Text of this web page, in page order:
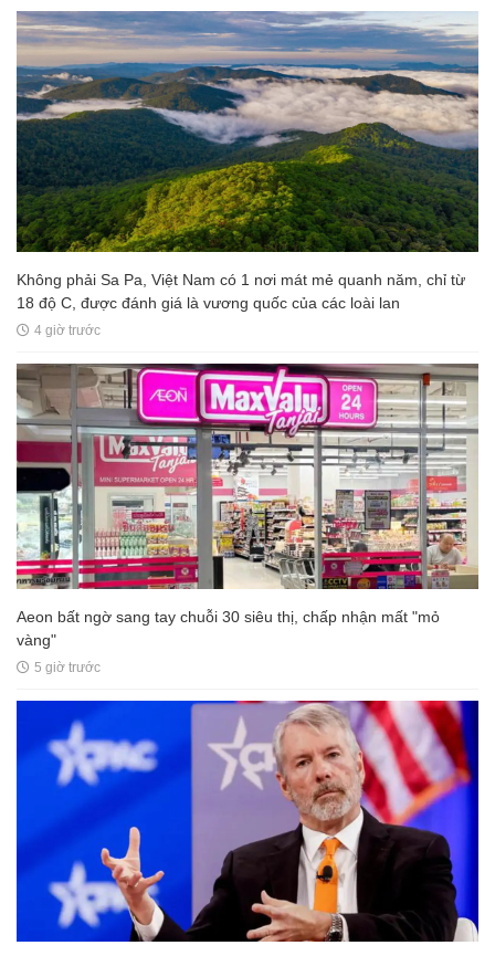
Không phải Sa Pa, Việt Nam có 1 nơi mát mẻ quanh năm, chỉ từ
18 độ C, được đánh giá là vương quốc của các loài lan
4 giờ trước
Aeon bất ngờ sang tay chuỗi 30 siêu thị, chấp nhận mất "mỏ
vàng"
5 giờ trước